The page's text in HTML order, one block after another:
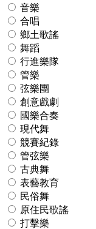
音樂
合唱
鄉土歌謠
舞蹈
行進樂隊
管樂
弦樂團
創意戲劇
國樂合奏
現代舞
競賽紀錄
管弦樂
古典舞
表藝教育
民俗舞
原住民歌謠
打擊樂